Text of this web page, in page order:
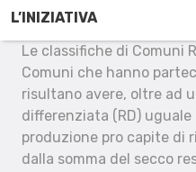
L’INIZIATIVA
Le classifiche di Comuni
Comuni che hanno
risultano avere, oltre ad
differenziata (RD) uguale
produzione pro capite di
dalla somma del secco